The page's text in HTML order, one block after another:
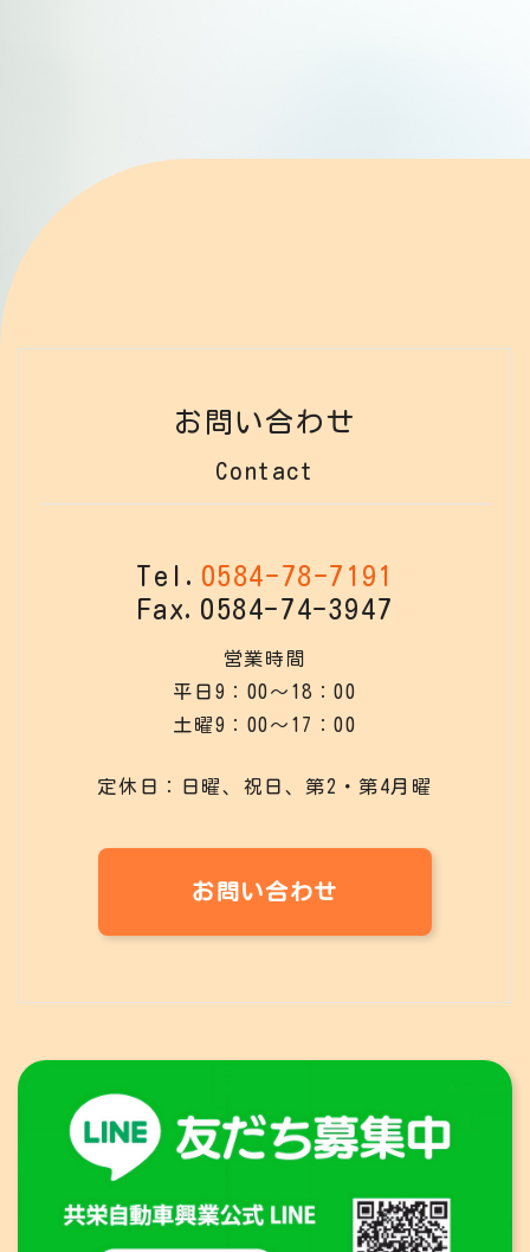
お問い合わせ
Contact
Tel. 0584-78-7191
Fax.0584-74-3947
営業時間
平日9：00～18：00
土曜9：00～17：00
定休日：日曜、祝日、第2・第4月曜
お問い合わせ